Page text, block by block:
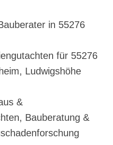
in 55276
für 55276
Ludwigshöhe
&
Bauberatung &